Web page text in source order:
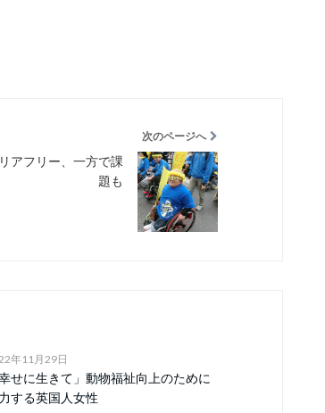
次のページへ
アフリー、一方で課
題も
年11月29日
幸せに生きて」動物福祉向上のために
する英国人女性